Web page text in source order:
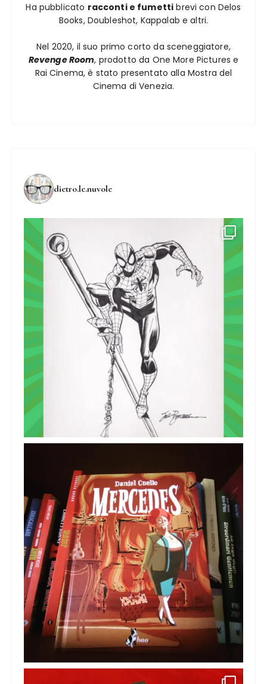
Ha pubblicato racconti e fumetti brevi con Delos
Books, Doubleshot, Kappalab e altri.
Nel 2020, il suo primo corto da sceneggiatore,
Revenge Room, prodotto da One More Pictures e
Rai Cinema, è stato presentato alla Mostra del
Cinema di Venezia.
dietro.le.nuvole